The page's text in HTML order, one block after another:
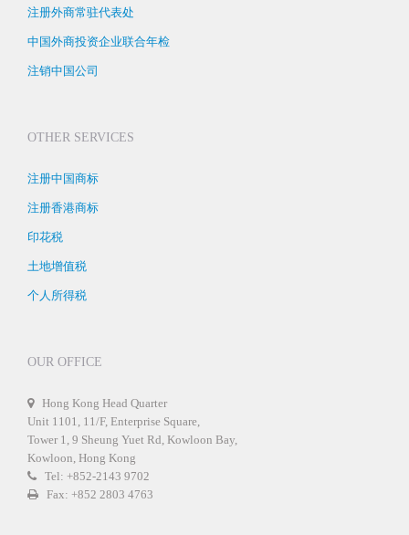
注册外商常驻代表处
中国外商投资企业联合年检
注销中国公司
OTHER SERVICES
注册中国商标
注册香港商标
印花税
土地增值税
个人所得税
OUR OFFICE
Hong Kong Head Quarter
Unit 1101, 11/F, Enterprise Square,
Tower 1, 9 Sheung Yuet Rd, Kowloon Bay,
Kowloon, Hong Kong
Tel: +852-2143 9702
Fax: +852 2803 4763